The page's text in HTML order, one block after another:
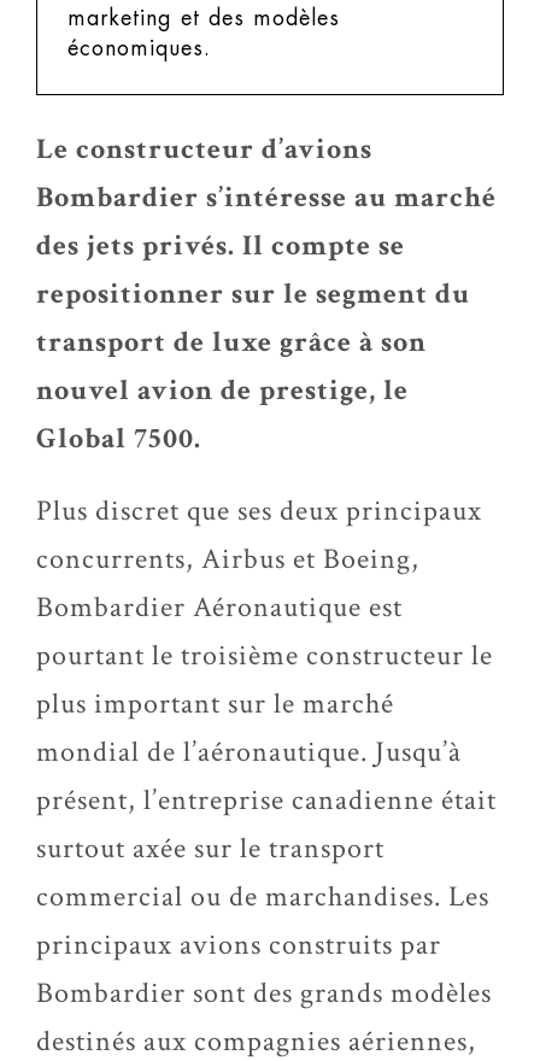
marketing et des modèles
économiques.
Le constructeur d’avions
Bombardier s’intéresse au marché
des jets privés. Il compte se
repositionner sur le segment du
transport de luxe grâce à son
nouvel avion de prestige, le
Global 7500.
Plus discret que ses deux principaux
concurrents, Airbus et Boeing,
Bombardier Aéronautique est
pourtant le troisième constructeur le
plus important sur le marché
mondial de l’aéronautique. Jusqu’à
présent, l’entreprise canadienne était
surtout axée sur le transport
commercial ou de marchandises. Les
principaux avions construits par
Bombardier sont des grands modèles
destinés aux compagnies aériennes,